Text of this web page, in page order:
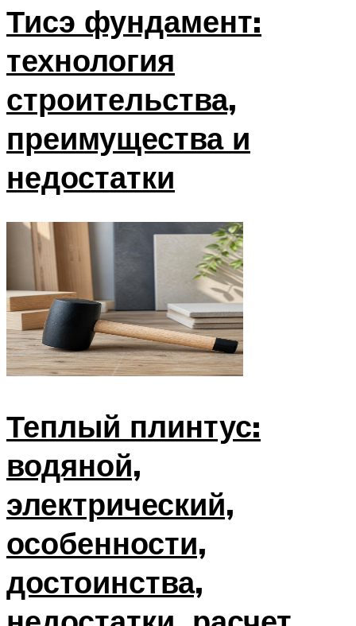
Тисэ фундамент:
технология
строительства,
преимущества и
недостатки
Теплый плинтус:
водяной,
электрический,
особенности,
достоинства,